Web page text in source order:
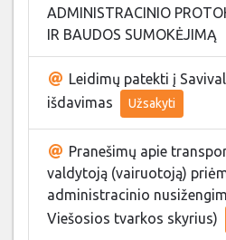
ADMINISTRACINIO
IR BAUDOS SUMOKĖJIMĄ
Leidimų patekti į
išdavimas
Užsakyti
Pranešimų apie
valdytoją (vairuotoją)
administracinio
Viešosios tvarkos skyrius)